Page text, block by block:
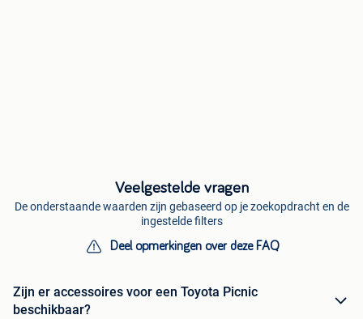
Veelgestelde vragen
De onderstaande waarden zijn gebaseerd op je zoekopdracht en de
ingestelde filters
Deel opmerkingen over deze FAQ
Zijn er accessoires voor een Toyota Picnic
beschikbaar?